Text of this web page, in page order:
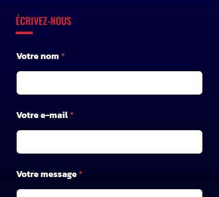
ÉCRIVEZ-NOUS
Votre nom *
Votre e-mail*
e
s
Votre message*